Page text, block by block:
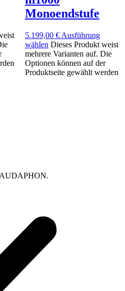
Monoendstufe
5.199,00 € Ausführung
wählen Dieses Produkt weist
mehrere Varianten auf. Die
Optionen können auf der
Produktseite gewählt werden
AUDAPHON.